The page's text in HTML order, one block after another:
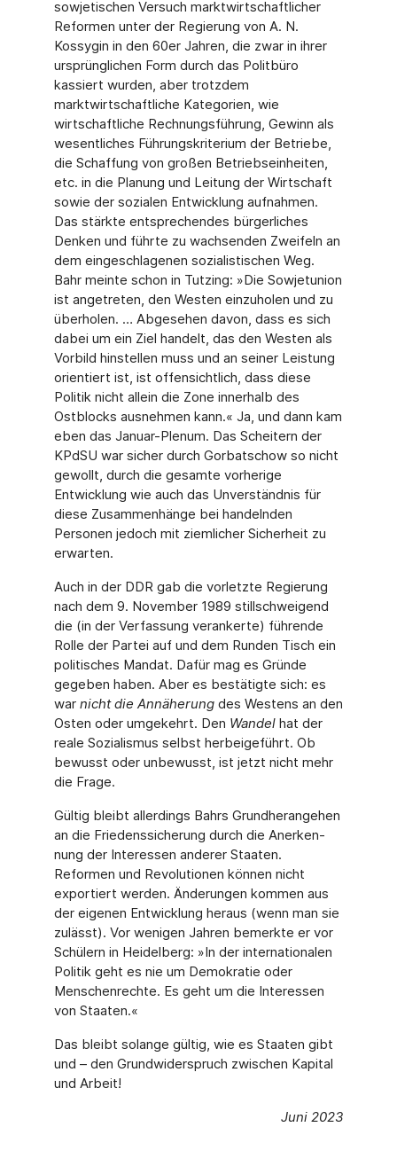
sowjetischen Versuch marktwirtschaftlicher
Reformen unter der Regierung von A. N.
Kossygin in den 60er Jahren, die zwar in ihrer
ursprünglichen Form durch das Politbüro
kassiert wurden, aber trotzdem
marktwirtschaftliche Kategorien, wie
wirtschaftliche Rech­nungsführung, Gewinn als
wesentliches Führungskriterium der Betriebe,
die Schaffung von großen Betriebseinheiten,
etc. in die Planung und Leitung der Wirtschaft
sowie der sozia­len Entwicklung aufnahmen.
Das stärkte entsprechendes bürgerliches
Denken und führte zu wachsenden Zweifeln an
dem eingeschlagenen sozialistischen Weg.
Bahr meinte schon in Tutzing: »Die Sowjetunion
ist angetreten, den Westen einzuholen und zu
überholen. … Abgesehen davon, dass es sich
dabei um ein Ziel handelt, das den Westen als
Vorbild hin­stellen muss und an seiner Leistung
orientiert ist, ist offensichtlich, dass diese
Politik nicht allein die Zone innerhalb des
Ostblocks ausnehmen kann.« Ja, und dann kam
eben das Januar-Plenum. Das Scheitern der
KPdSU war sicher durch Gorbatschow so nicht
gewollt, durch die gesamte vorherige
Entwicklung wie auch das Unverständnis für
diese Zusam­menhänge bei handelnden
Personen jedoch mit ziemlicher Sicherheit zu
erwarten.
Auch in der DDR gab die vorletzte Regierung
nach dem 9. November 1989 stillschweigend
die (in der Verfassung verankerte) führende
Rolle der Partei auf und dem Runden Tisch ein
politi­sches Mandat. Dafür mag es Gründe
gegeben haben. Aber es bestätigte sich: es
war nicht die Annäherungdes Westens an den
Osten oder umgekehrt. Den Wandelhat der
reale Sozialis­mus selbst herbeigeführt. Ob
bewusst oder unbewusst, ist jetzt nicht mehr
die Frage.
Gültig bleibt allerdings Bahrs Grundherangehen
an die Friedenssicherung durch die Anerken­
nung der Interessen anderer Staaten.
Reformen und Revolutionen können nicht
exportiert werden. Änderungen kommen aus
der eigenen Entwicklung heraus (wenn man sie
zulässt). Vor wenigen Jahren bemerkte er vor
Schülern in Heidelberg: »In der internationalen
Politik geht es nie um Demokratie oder
Menschenrechte. Es geht um die Interessen
von Staaten.«
Das bleibt solange gültig, wie es Staaten gibt
und – den Grundwiderspruch zwischen Kapital
und Arbeit!
Juni 2023